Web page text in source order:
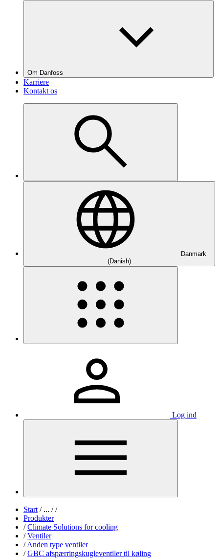
Om Danfoss
Karriere
Kontakt os
Danmark
(Danish)
Log ind
Start /... / /
Produkter
/ Climate Solutions for cooling
/ Ventiler
/ Anden type ventiler
/ GBC afspærringskugleventiler til køling